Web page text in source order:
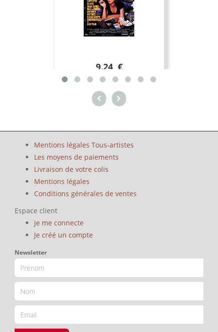
9.24 €
Mentions légales Tous-artistes
Les moyens de paiements
Livraison de votre colis
Mentions légales
Conditions générales de ventes
Espace client
Je me connecte
Je créé un compte
Newsletter